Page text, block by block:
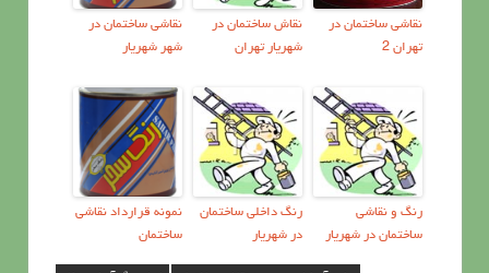
نقاشی ساختمان در
تهران 2
نقاش ساختمان در
شهریار تهران
نقاشی ساختمان در
شهر شهریار
رنگ و نقاشی
ساختمان در شهریار
رنگ داخلی ساختمان
در شهریار
نمونه قرارداد نقاشی
ساختمان